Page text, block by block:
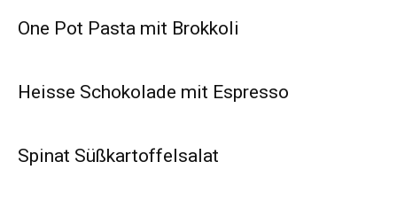
One Pot Pasta mit Brokkoli
Heisse Schokolade mit Espresso
Spinat Süßkartoffelsalat